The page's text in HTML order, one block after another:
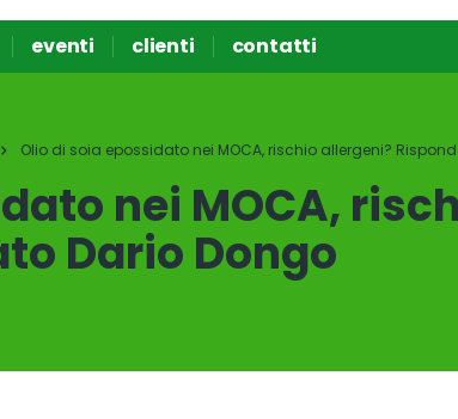
eventi clienti contatti
Olio di soia epossidato nei MOCA, rischio allergeni?
nei MOCA,
Dario Dongo